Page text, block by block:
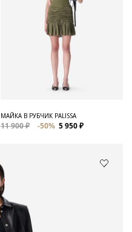
МАЙКА В РУБЧИК PALISSA
11 900 ₽ -50% 5 950 ₽